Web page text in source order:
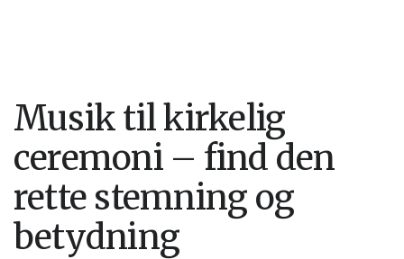
Musik til kirkelig
ceremoni – find den
rette stemning og
betydning